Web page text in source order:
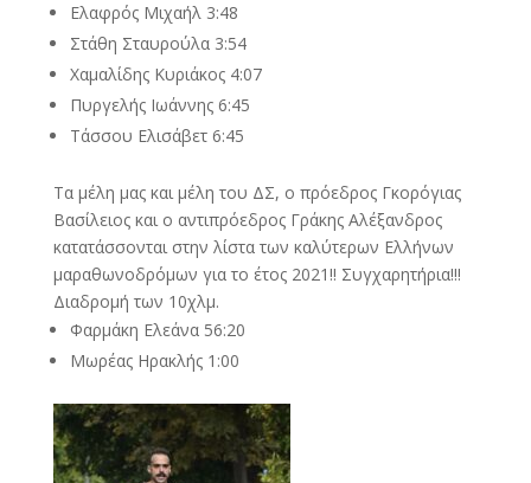
Ελαφρός Μιχαήλ 3:48
Στάθη Σταυρούλα 3:54
Χαμαλίδης Κυριάκος 4:07
Πυργελής Ιωάννης 6:45
Τάσσου Ελισάβετ 6:45
Τα μέλη μας και μέλη του ΔΣ, ο πρόεδρος Γκορόγιας
Βασίλειος και ο αντιπρόεδρος Γράκης Αλέξανδρος
κατατάσσονται στην λίστα των καλύτερων Ελλήνων
μαραθωνοδρόμων για το έτος 2021!! Συγχαρητήρια!!!
Διαδρομή των 10χλμ.
Φαρμάκη Ελεάνα 56:20
Μωρέας Ηρακλής 1:00